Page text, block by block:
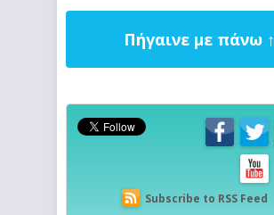
Πήγαινε με πάνω ↑
Subscribe to RSS Feed